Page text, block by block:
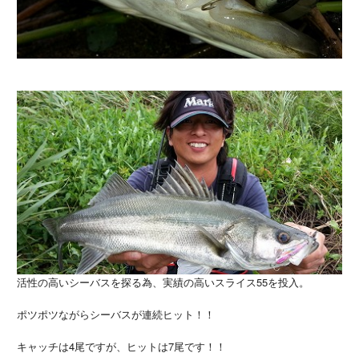
活性の高いシーバスを探る為、実績の高いスライス55を投入。
ポツポツながらシーバスが連続ヒット！！
キャッチは4尾ですが、ヒットは7尾です！！